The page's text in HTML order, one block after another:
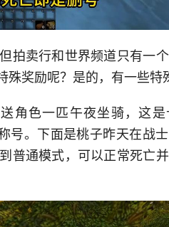
拍卖行和世界频道只有一
奖励呢？是的，有一些特
角色一匹午夜坐骑，这
号。下面是桃子昨天在战
通模式，可以正常死亡并